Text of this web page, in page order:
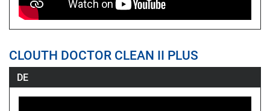
CLOUTH DOCTOR CLEAN II PLUS
DE